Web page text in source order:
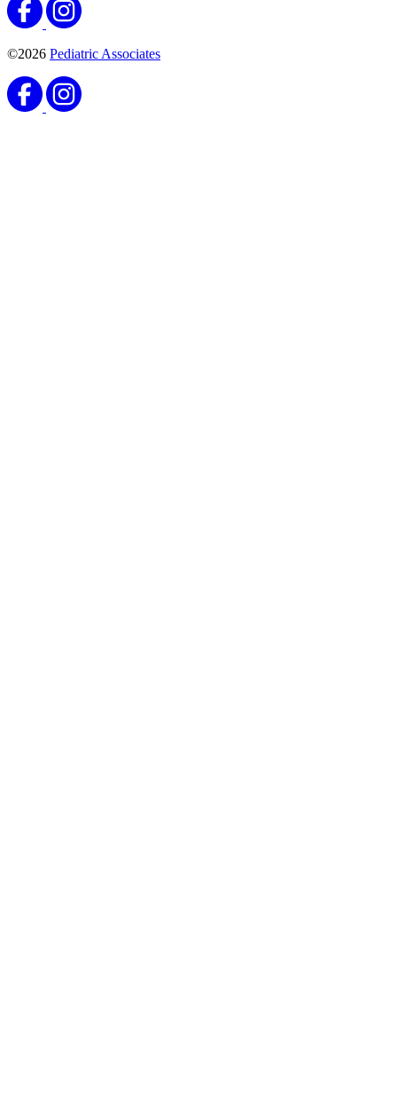
©2026 Pediatric Associates